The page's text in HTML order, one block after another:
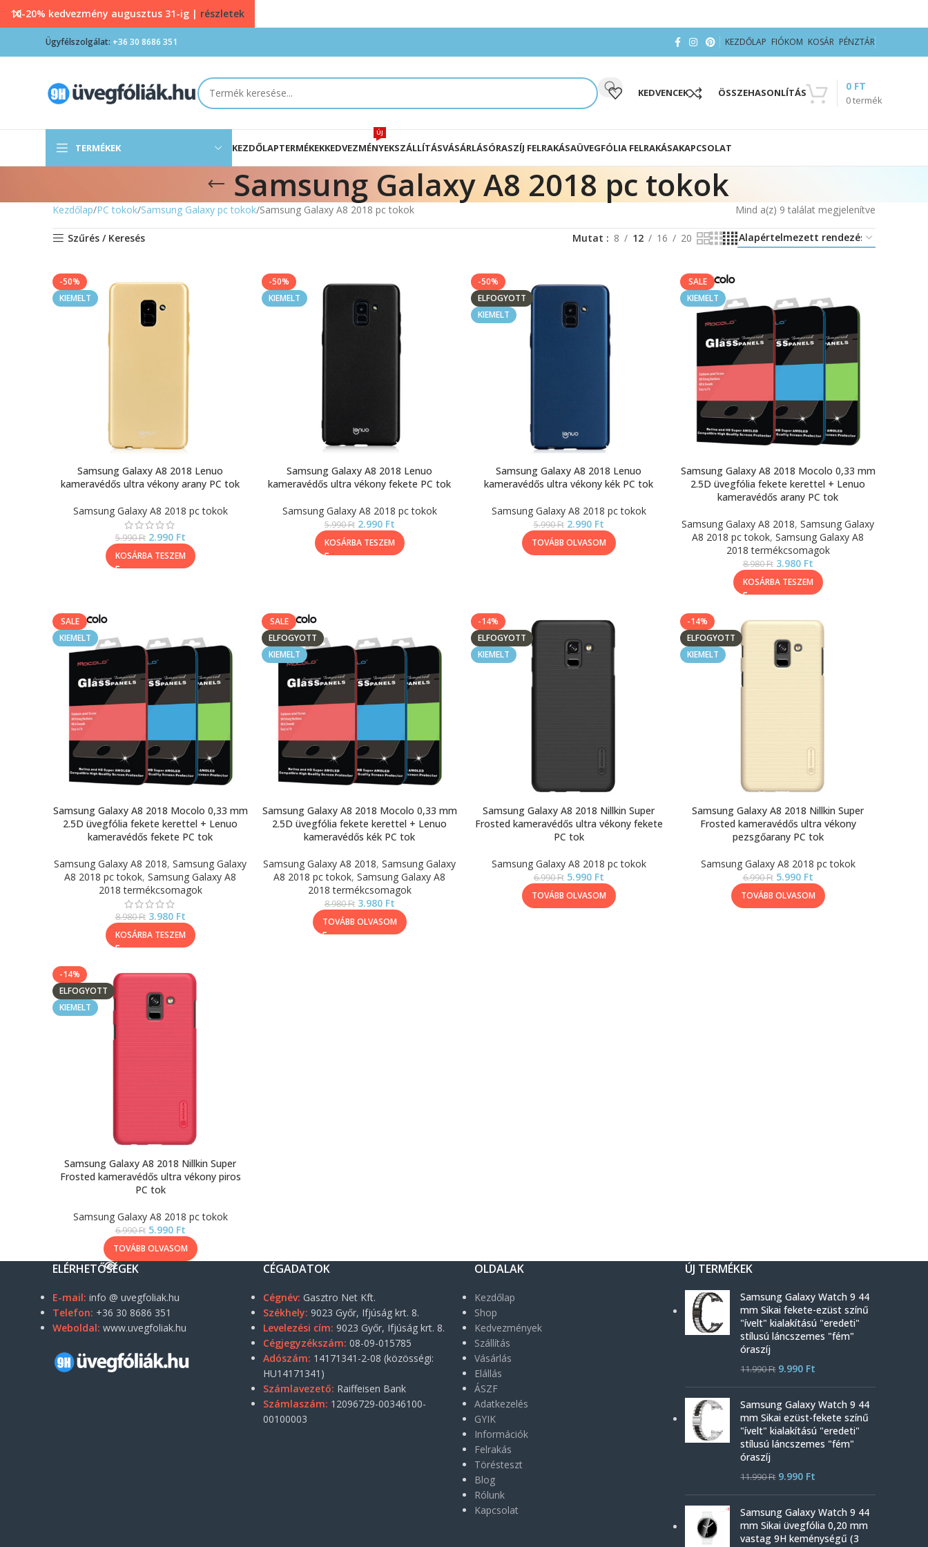
Ügyfélszolgálat: +36 30 8686 351 KEZDŐLAP FIÓKOM KOSÁR PÉNZTÁR
KEDVENCEK ÖSSZEHASONLÍTÁS
0termék
0 FT
TERMÉKEK KEZDŐLAPTERMÉKEKKEDVEZMÉNYEK
ÚJ
SZÁLLÍTÁSVÁSÁRLÁSÓRASZÍJ FELRAKÁSAÜVEGFÓLIA FELRAKÁSAKAPCSOLAT
Samsung Galaxy A8 2018 pc tokok
Kezdőlap PC tokok Samsung Galaxy pc tokok Samsung Galaxy A8 2018 pc tokok Mind a(z) 9 találat megjelenítve
Szűrés / Keresés Mutat 8 12 16 20
-50%
KIEMELT
Samsung Galaxy A8 2018 Lenuo
kameravédős ultra vékony arany PC tok
Samsung Galaxy A8 2018 pc tokok
5.990Ft 2.990 Ft
KOSÁRBA TESZEM
-50%
KIEMELT
Samsung Galaxy A8 2018 Lenuo
kameravédős ultra vékony fekete PC tok
Samsung Galaxy A8 2018 pc tokok
5.990Ft 2.990 Ft
KOSÁRBA TESZEM
-50%
ELFOGYOTT
KIEMELT
Samsung Galaxy A8 2018 Lenuo
kameravédős ultra vékony kék PC tok
Samsung Galaxy A8 2018 pc tokok
5.990Ft 2.990 Ft
TOVÁBB OLVASOM
SALE
KIEMELT
Samsung Galaxy A8 2018 Mocolo 0,33 mm
2.5D üvegfólia fekete kerettel + Lenuo
kameravédős arany PC tok
Samsung Galaxy A8 2018, Samsung Galaxy
A8 2018 pc tokok, Samsung Galaxy A8
2018 termékcsomagok
8.980Ft 3.980 Ft
KOSÁRBA TESZEM
SALE
KIEMELT
Samsung Galaxy A8 2018 Mocolo 0,33 mm
2.5D üvegfólia fekete kerettel + Lenuo
kameravédős fekete PC tok
Samsung Galaxy A8 2018, Samsung Galaxy
A8 2018 pc tokok, Samsung Galaxy A8
2018 termékcsomagok
8.980Ft 3.980 Ft
KOSÁRBA TESZEM
SALE
ELFOGYOTT
KIEMELT
Samsung Galaxy A8 2018 Mocolo 0,33 mm
2.5D üvegfólia fekete kerettel + Lenuo
kameravédős kék PC tok
Samsung Galaxy A8 2018, Samsung Galaxy
A8 2018 pc tokok, Samsung Galaxy A8
2018 termékcsomagok
8.980Ft 3.980 Ft
TOVÁBB OLVASOM
-14%
ELFOGYOTT
KIEMELT
Samsung Galaxy A8 2018 Nillkin Super
Frosted kameravédős ultra vékony fekete
PC tok
Samsung Galaxy A8 2018 pc tokok
6.990Ft 5.990 Ft
TOVÁBB OLVASOM
-14%
ELFOGYOTT
KIEMELT
Samsung Galaxy A8 2018 Nillkin Super
Frosted kameravédős ultra vékony
pezsgőarany PC tok
Samsung Galaxy A8 2018 pc tokok
6.990Ft 5.990 Ft
TOVÁBB OLVASOM
-14%
ELFOGYOTT
KIEMELT
Samsung Galaxy A8 2018 Nillkin Super
Frosted kameravédős ultra vékony piros
PC tok
Samsung Galaxy A8 2018 pc tokok
6.990Ft 5.990 Ft
TOVÁBB OLVASOM
ELÉRHETŐSÉGEK
E-mail: info @ uvegfoliak.hu
Telefon: +36 30 8686 351
Weboldal: www.uvegfoliak.hu
CÉGADATOK
Cégnév: Gasztro Net Kft.
Székhely: 9023 Győr, Ifjúság krt. 8.
Levelezési cím: 9023 Győr, Ifjúság krt. 8.
Cégjegyzékszám: 08-09-015785
Adószám: 14171341-2-08 (közösségi:
HU14171341)
Számlavezető: Raiffeisen Bank
Számlaszám: 12096729-00346100-
00100003
OLDALAK
Kezdőlap
Shop
Kedvezmények
Szállítás
Vásárlás
Elállás
ÁSZF
Adatkezelés
GYIK
Információk
Felrakás
Törésteszt
Blog
Rólunk
Kapcsolat
ÚJ TERMÉKEK
Samsung Galaxy Watch 9 44
mm Sikai fekete-ezüst színű
"ívelt" kialakítású "eredeti"
stílusú láncszemes "fém"
óraszíj
11.990Ft 9.990 Ft
Samsung Galaxy Watch 9 44
mm Sikai ezüst-fekete színű
"ívelt" kialakítású "eredeti"
stílusú láncszemes "fém"
óraszíj
11.990Ft 9.990 Ft
Samsung Galaxy Watch 9 44
mm Sikai üvegfólia 0,20 mm
vastag 9H keménységű (3
10-20% kedvezmény augusztus 31-ig | részletek